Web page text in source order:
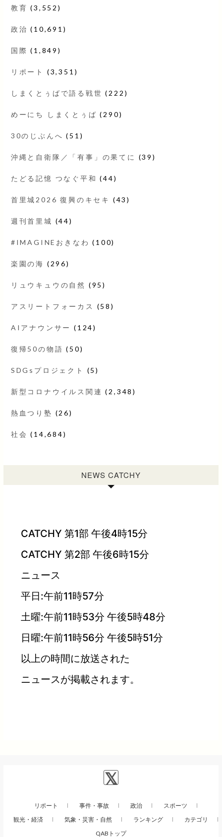
教育 (3,552)
政治 (10,691)
国際 (1,849)
リポート (3,351)
しまくとぅばで語る戦世 (222)
めーにち しまくとぅば (290)
30のじぶんへ (51)
沖縄と自衛隊／「有事」の果てに (39)
たどる記憶 つなぐ平和 (44)
首里城2026 復興のキセキ (43)
週刊首里城 (44)
#IMAGINEおきなわ (100)
楽園の海 (296)
リュウキュウの自然 (95)
アスリートフォーカス (58)
AIアナウンサー (124)
復帰50の物語 (50)
SDGsプロジェクト (5)
新型コロナウイルス関連 (2,348)
熱血つり塾 (26)
社会 (14,684)
NEWS CATCHY
CATCHY 第1部 午後4時15分
CATCHY 第2部 午後6時15分
ニュース
平日:午前11時57分
土曜:午前11時53分 午後5時48分
日曜:午前11時56分 午後5時51分
以上の時間に放送された
ニュースが掲載されます。
リポート 事件・事故 政治
スポーツ
観光・経済
気象・災害・自然 ランキング
カテゴリ
QABトップ